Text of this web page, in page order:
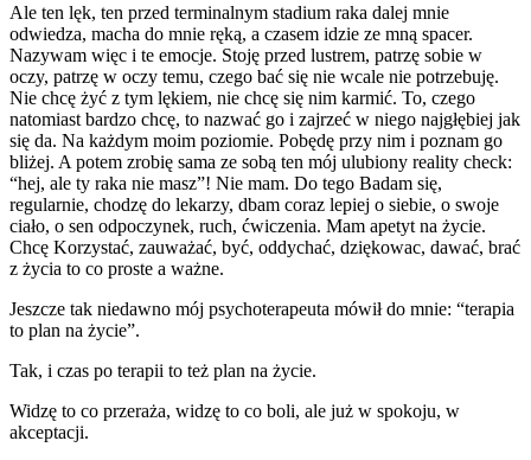
Ale ten lęk, ten przed terminalnym stadium raka dalej mnie
odwiedza, macha do mnie ręką, a czasem idzie ze mną spacer.
Nazywam więc i te emocje. Stoję przed lustrem, patrzę sobie w
oczy, patrzę w oczy temu, czego bać się nie wcale nie potrzebuję.
Nie chcę żyć z tym lękiem, nie chcę się nim karmić. To, czego
natomiast bardzo chcę, to nazwać go i zajrzeć w niego najgłębiej jak
się da. Na każdym moim poziomie. Pobędę przy nim i poznam go
bliżej. A potem zrobię sama ze sobą ten mój ulubiony reality check:
“hej, ale ty raka nie masz”! Nie mam. Do tego Badam się,
regularnie, chodzę do lekarzy, dbam coraz lepiej o siebie, o swoje
ciało, o sen odpoczynek, ruch, ćwiczenia. Mam apetyt na życie.
Chcę Korzystać, zauważać, być, oddychać, dziękowac, dawać, brać
z życia to co proste a ważne.
Jeszcze tak niedawno mój psychoterapeuta mówił do mnie: “terapia
to plan na życie”.
Tak, i czas po terapii to też plan na życie.
Widzę to co przeraża, widzę to co boli, ale już w spokoju, w
akceptacji.